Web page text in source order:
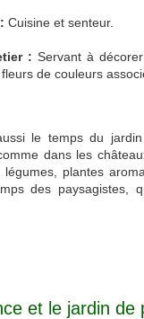
Cuisine et senteur.
: Servant à
de couleurs
le temps du
dans les
plantes
des paysagistes,
et le jardin de